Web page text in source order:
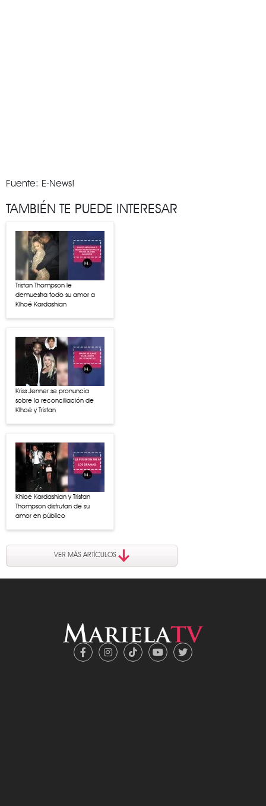
Fuente: E-News!
TAMBIÉN TE PUEDE INTERESAR
Tristan Thompson le
demuestra todo su amor a
Klhoé Kardashian
Kriss Jenner se pronuncia
sobre la reconciliación de
Klhoé y Tristan
Khloé Kardashian y Tristan
Thompson disfrutan de su
amor en público
VER MÁS ARTÍCULOS